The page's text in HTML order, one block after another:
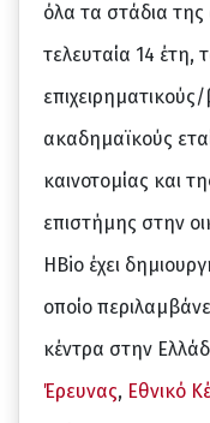
όλα τα στάδια της
τελευταία 14 έτη,
ακαδημαϊκούς
καινοτομίας και
επιστήμης στην
HBio έχει
οποίο
κέντρα στην
Έρευνας, Εθνικό